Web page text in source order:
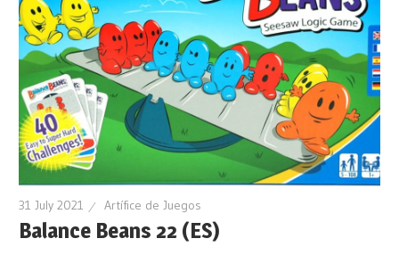
31 July 2021 Artífice de Juegos
Balance Beans 22 (ES)